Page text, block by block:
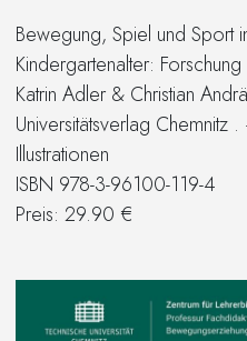
Bewegung, Spiel und Sport
Kindergartenalter:
Katrin Adler & Christian
Universitätsverlag
Illustrationen
ISBN 978-3-96100-119-4
Preis: 29.90 €